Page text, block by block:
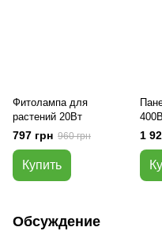
Фитолампа для
растений 20Вт
797 грн 960 грн
Купить
1
Обсуждение